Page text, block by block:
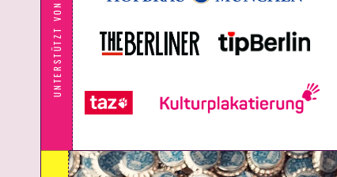
UNTERSTÜTZT VON